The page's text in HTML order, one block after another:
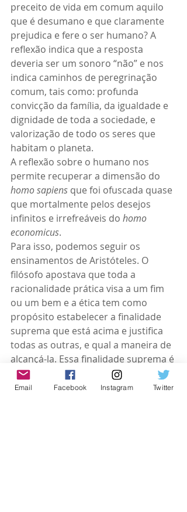
preceito de vida em comum aquilo
que é desumano e que claramente
prejudica e fere o ser humano? A
reflexão indica que a resposta
deveria ser um sonoro “não” e nos
indica caminhos de peregrinação
comum, tais como: profunda
convicção da família, da igualdade e
dignidade de toda a sociedade, e
valorização de todo os seres que
habitam o planeta.
A reflexão sobre o humano nos
permite recuperar a dimensão do
homo sapiens que foi ofuscada quase
que mortalmente pelos desejos
infinitos e irrefreáveis do homo
economicus.
Para isso, podemos seguir os
ensinamentos de Aristóteles. O
filósofo apostava que toda a
racionalidade prática visa a um fim
ou um bem e a ética tem como
propósito estabelecer a finalidade
suprema que está acima e justifica
todas as outras, e qual a maneira de
alcançá-la. Essa finalidade suprema é
a felicidade, e não se trata dos
prazeres, riquezas, honras, e sim de
Email Facebook Instagram Twitter